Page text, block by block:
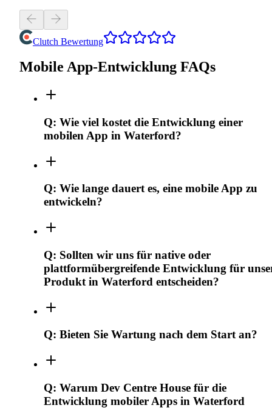
Clutch Bewertung
Mobile App-Entwicklung FAQs
Q: Wie viel kostet die Entwicklung einer
mobilen App in Waterford?
Q: Wie lange dauert es, eine mobile App zu
entwickeln?
Q: Sollten wir uns für native oder
plattformübergreifende Entwicklung für
Produkt in Waterford entscheiden?
Q: Bieten Sie Wartung nach dem Start an?
Q: Warum Dev Centre House für die
Entwicklung mobiler Apps in Waterford